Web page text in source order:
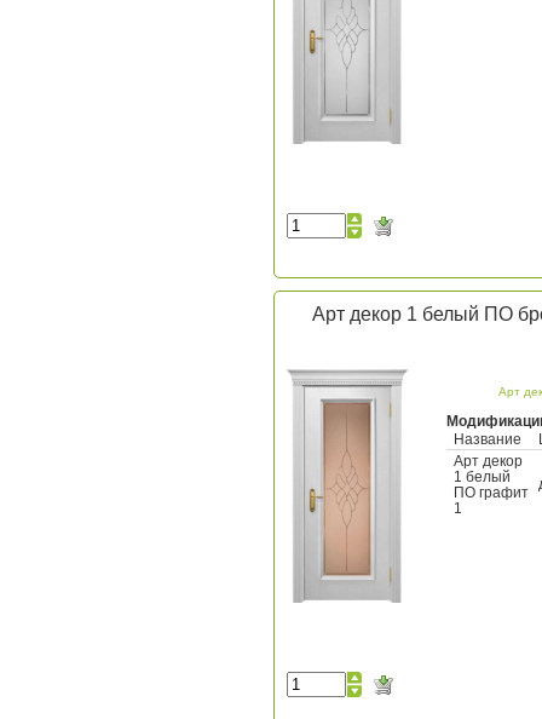
Арт декор 1 белый ПО
Арт
Название
Арт декор
1 белый
ПО графит
1